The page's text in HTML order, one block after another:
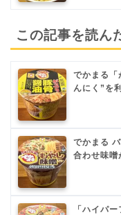
この記事を読ん
でかまる「
んにく”を
でかまる
合わせ味噌
「ハイパ